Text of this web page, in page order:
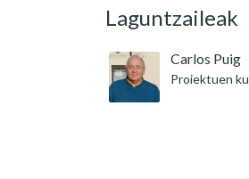
Laguntzaileak
Carlos Puig
Proiektuen